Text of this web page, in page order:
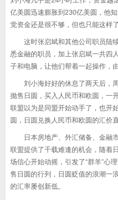
亿美圆迅速膨胀到230亿美圆，他
觉资金还是很不够，但也只能这样了
这时张启斌和其他公司职员陆
悉金融的职员，加上张启斌一共四
子和电脑，让他们帮着一起操作，
刘小海好好的休息了两天后，
抛售日圆，买入人民币和欧圆，一
联盟以为是同盟开始动手了，也开
圆，日圆兑换人民币和欧圆的汇价
日本房地产、外汇储备、金融
联盟提供了千载难逢的机会，随着
场信心开始动摇，引发了“群羊”心
售日圆的行列，日圆贬值的浪潮一
的汇率屡创新低。